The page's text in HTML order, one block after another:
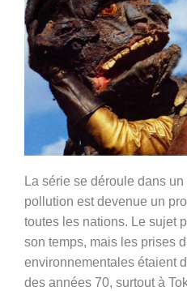
La série se déroule dans
pollution est devenue un
toutes les nations. Le sujet
son temps, mais les prises
environnementales étaient
des années 70, surtout à